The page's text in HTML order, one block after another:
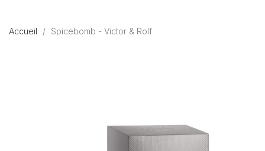
Accueil Spicebomb - Victor & Rolf